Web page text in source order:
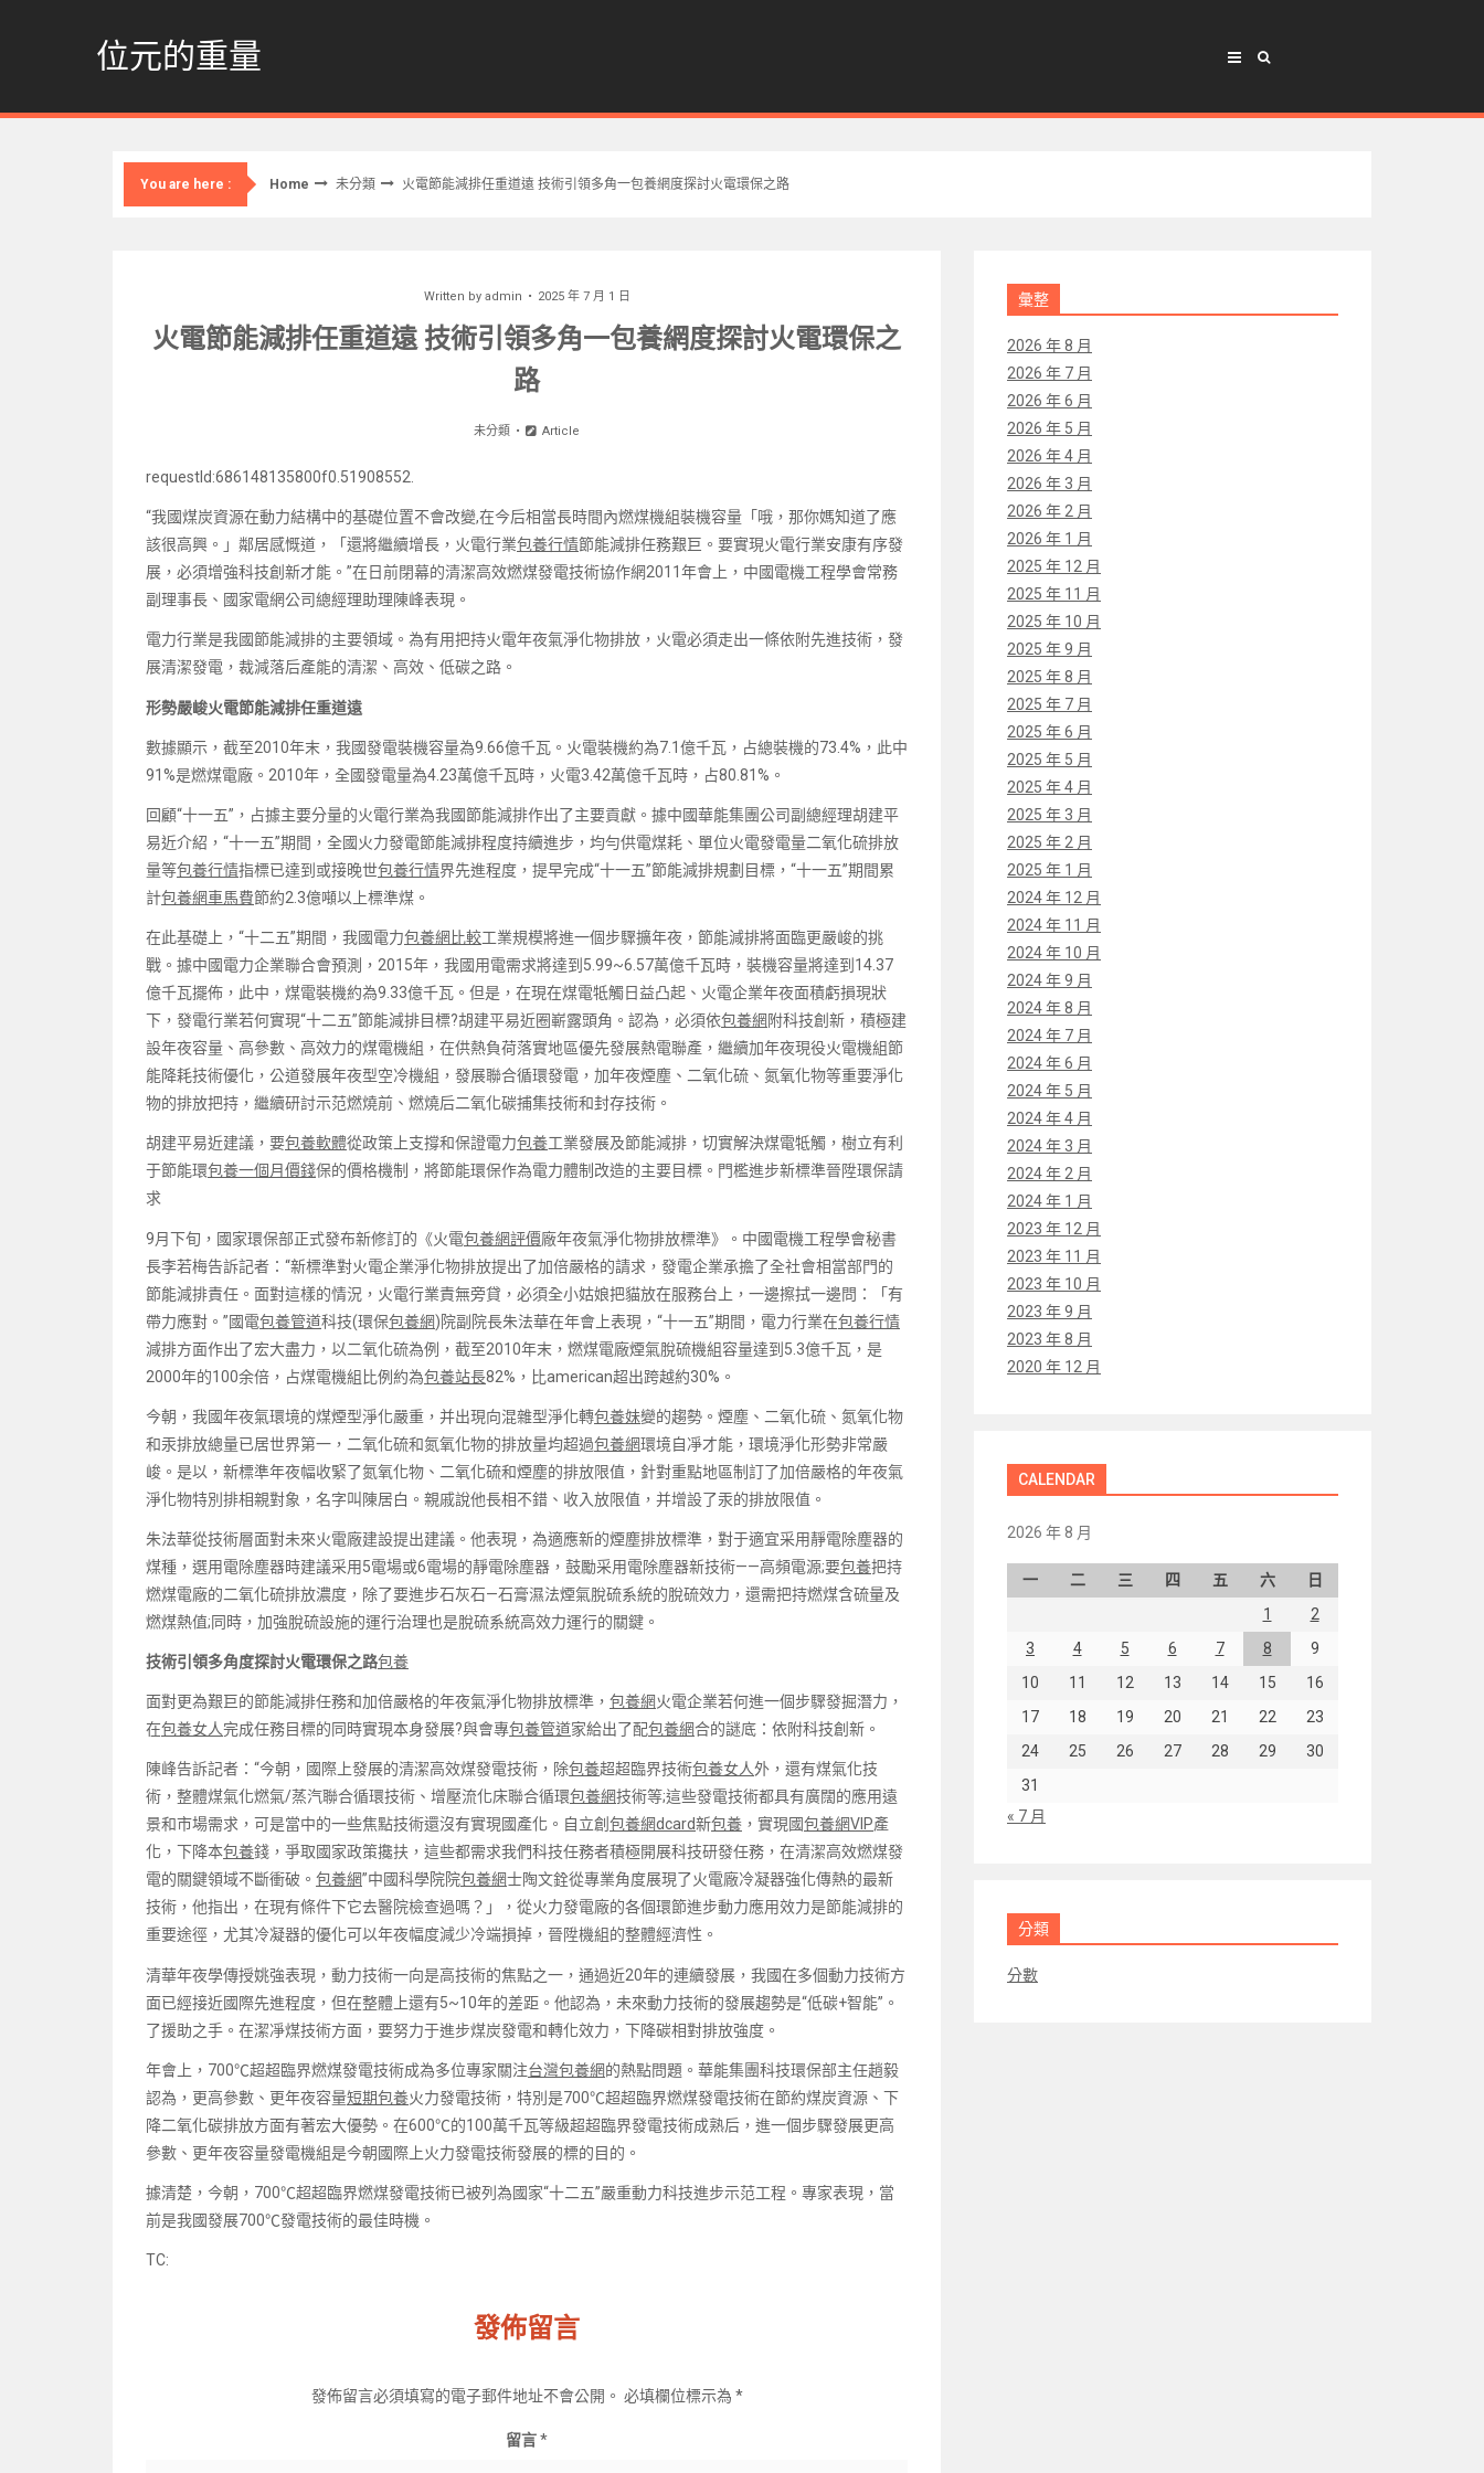
位元的重量
You are here : Home 未分類 火電節能減排任重道遠 技術引領多角一包養網度探討火電環保之路
Written by admin 2025 年 7 月 1 日
火電節能減排任重道遠 技術引領多角一包養網度探討火電環保之
路
未分類 Article
requestId:686148135800f0.51908552.
“我國煤炭資源在動力結構中的基礎位置不會改變,在今后相當長時間內燃煤機組裝機容量「哦，那你媽知道了應
該很高興。」鄰居感慨道，「還將繼續增長，火電行業包養行情節能減排任務艱巨。要實現火電行業安康有序發
展，必須增強科技創新才能。”在日前閉幕的清潔高效燃煤發電技術協作網2011年會上，中國電機工程學會常務
副理事長、國家電網公司總經理助理陳峰表現。
電力行業是我國節能減排的主要領域。為有用把持火電年夜氣淨化物排放，火電必須走出一條依附先進技術，發
展清潔發電，裁減落后產能的清潔、高效、低碳之路。
形勢嚴峻火電節能減排任重道遠
數據顯示，截至2010年末，我國發電裝機容量為9.66億千瓦。火電裝機約為7.1億千瓦，占總裝機的73.4%，此中
91%是燃煤電廠。2010年，全國發電量為4.23萬億千瓦時，火電3.42萬億千瓦時，占80.81%。
回顧“十一五”，占據主要分量的火電行業為我國節能減排作出了主要貢獻。據中國華能集團公司副總經理胡建平
易近介紹，“十一五”期間，全國火力發電節能減排程度持續進步，均勻供電煤耗、單位火電發電量二氧化硫排放
量等包養行情指標已達到或接晚世包養行情界先進程度，提早完成“十一五”節能減排規劃目標，“十一五”期間累
計包養網車馬費節約2.3億噸以上標準煤。
在此基礎上，“十二五”期間，我國電力包養網比較工業規模將進一個步驟擴年夜，節能減排將面臨更嚴峻的挑
戰。據中國電力企業聯合會預測，2015年，我國用電需求將達到5.99~6.57萬億千瓦時，裝機容量將達到14.37
億千瓦擺佈，此中，煤電裝機約為9.33億千瓦。但是，在現在煤電牴觸日益凸起、火電企業年夜面積虧損現狀
下，發電行業若何實現“十二五”節能減排目標?胡建平易近圈嶄露頭角。認為，必須依包養網附科技創新，積極建
設年夜容量、高參數、高效力的煤電機組，在供熱負荷落實地區優先發展熱電聯產，繼續加年夜現役火電機組節
能降耗技術優化，公道發展年夜型空冷機組，發展聯合循環發電，加年夜煙塵、二氧化硫、氮氧化物等重要淨化
物的排放把持，繼續研討示范燃燒前、燃燒后二氧化碳捕集技術和封存技術。
胡建平易近建議，要包養軟體從政策上支撐和保證電力包養工業發展及節能減排，切實解決煤電牴觸，樹立有利
于節能環包養一個月價錢保的價格機制，將節能環保作為電力體制改造的主要目標。門檻進步新標準晉陞環保請
求
9月下旬，國家環保部正式發布新修訂的《火電包養網評價廠年夜氣淨化物排放標準》。中國電機工程學會秘書
長李若梅告訴記者：“新標準對火電企業淨化物排放提出了加倍嚴格的請求，發電企業承擔了全社會相當部門的
節能減排責任。面對這樣的情況，火電行業責無旁貸，必須全小姑娘把貓放在服務台上，一邊擦拭一邊問：「有
帶力應對。”國電包養管道科技(環保包養網)院副院長朱法華在年會上表現，“十一五”期間，電力行業在包養行情
減排方面作出了宏大盡力，以二氧化硫為例，截至2010年末，燃煤電廠煙氣脫硫機組容量達到5.3億千瓦，是
2000年的100余倍，占煤電機組比例約為包養站長82%，比american超出跨越約30%。
今朝，我國年夜氣環境的煤煙型淨化嚴重，并出現向混雜型淨化轉包養妹變的趨勢。煙塵、二氧化硫、氮氧化物
和汞排放總量已居世界第一，二氧化硫和氮氧化物的排放量均超過包養網環境自凈才能，環境淨化形勢非常嚴
峻。是以，新標準年夜幅收緊了氮氧化物、二氧化硫和煙塵的排放限值，針對重點地區制訂了加倍嚴格的年夜氣
淨化物特別排相親對象，名字叫陳居白。親戚說他長相不錯、收入放限值，并增設了汞的排放限值。
朱法華從技術層面對未來火電廠建設提出建議。他表現，為適應新的煙塵排放標準，對于適宜采用靜電除塵器的
煤種，選用電除塵器時建議采用5電場或6電場的靜電除塵器，鼓勵采用電除塵器新技術——高頻電源;要包養把持
燃煤電廠的二氧化硫排放濃度，除了要進步石灰石—石膏濕法煙氣脫硫系統的脫硫效力，還需把持燃煤含硫量及
燃煤熱值;同時，加強脫硫設施的運行治理也是脫硫系統高效力運行的關鍵。
技術引領多角度探討火電環保之路包養
面對更為艱巨的節能減排任務和加倍嚴格的年夜氣淨化物排放標準， 包養網火電企業若何進一個步驟發掘潛力，
在包養女人完成任務目標的同時實現本身發展?與會專包養管道家給出了配包養網合的謎底：依附科技創新。
陳峰告訴記者：“今朝，國際上發展的清潔高效煤發電技術，除包養超超臨界技術包養女人外，還有煤氣化技
術，整體煤氣化燃氣/蒸汽聯合循環技術、增壓流化床聯合循環包養網技術等;這些發電技術都具有廣闊的應用遠
景和市場需求，可是當中的一些焦點技術還沒有實現國產化。自立創 包養網dcard新包養 ，實現國包養網VIP產
化，下降本包養錢，爭取國家政策攙扶，這些都需求我們科技任務者積極開展科技研發任務，在清潔高效燃煤發
電的關鍵領域不斷衝破。 包養網”中國科學院院包養網士陶文銓從專業角度展現了火電廠冷凝器強化傳熱的最新
技術，他指出，在現有條件下它去醫院檢查過嗎？」，從火力發電廠的各個環節進步動力應用效力是節能減排的
重要途徑，尤其冷凝器的優化可以年夜幅度減少冷端損掉，晉陞機組的整體經濟性。
清華年夜學傳授姚強表現，動力技術一向是高技術的焦點之一，通過近20年的連續發展，我國在多個動力技術方
面已經接近國際先進程度，但在整體上還有5~10年的差距。他認為，未來動力技術的發展趨勢是“低碳+智能”。
了援助之手。在潔凈煤技術方面，要努力于進步煤炭發電和轉化效力，下降碳相對排放強度。
年會上，700℃超超臨界燃煤發電技術成為多位專家關注台灣包養網的熱點問題。華能集團科技環保部主任趙毅
認為，更高參數、更年夜容量短期包養火力發電技術，特別是700℃超超臨界燃煤發電技術在節約煤炭資源、下
降二氧化碳排放方面有著宏大優勢。在600℃的100萬千瓦等級超超臨界發電技術成熟后，進一個步驟發展更高
參數、更年夜容量發電機組是今朝國際上火力發電技術發展的標的目的。
據清楚，今朝，700℃超超臨界燃煤發電技術已被列為國家“十二五”嚴重動力科技進步示范工程。專家表現，當
前是我國發展700℃發電技術的最佳時機。
TC:
發佈留言
發佈留言必須填寫的電子郵件地址不會公開。 必填欄位標示為 *
留言*
彙整
2026 年 8 月
2026 年 7 月
2026 年 6 月
2026 年 5 月
2026 年 4 月
2026 年 3 月
2026 年 2 月
2026 年 1 月
2025 年 12 月
2025 年 11 月
2025 年 10 月
2025 年 9 月
2025 年 8 月
2025 年 7 月
2025 年 6 月
2025 年 5 月
2025 年 4 月
2025 年 3 月
2025 年 2 月
2025 年 1 月
2024 年 12 月
2024 年 11 月
2024 年 10 月
2024 年 9 月
2024 年 8 月
2024 年 7 月
2024 年 6 月
2024 年 5 月
2024 年 4 月
2024 年 3 月
2024 年 2 月
2024 年 1 月
2023 年 12 月
2023 年 11 月
2023 年 10 月
2023 年 9 月
2023 年 8 月
2020 年 12 月
CALENDAR
2026 年 8 月
一 二 三 四 五 六
日
1
2
3
4 5 6 7 8
9
10
11 12 13 14 15
16
17
18 19 20 21 22
23
24
25 26 27 28 29
30
31
« 7 月
分類
分數